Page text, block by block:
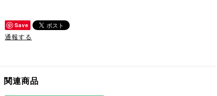
Save
通報する
関連商品